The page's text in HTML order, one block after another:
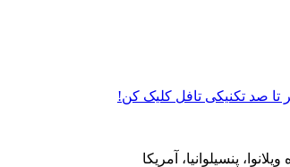
تا صد تکنیکی تافل کلیک کن!
پنسیلوانیا، آمریکا